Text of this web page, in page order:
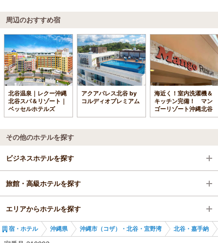
周辺のおすすめ宿
北谷温泉｜レクー沖縄
北谷スパ＆リゾート｜
ベッセルホテルズ
アクアパレス北谷 by
コルディオプレミアム
海近く！室内洗濯機＆
キッチン完備！ マン
ゴーリゾート沖縄北谷
その他のホテルを探す
ビジネスホテルを探す
沖縄県
沖縄市（コザ）・北谷・宜野湾
北谷・嘉手納
旅館・高級ホテルを探す
沖縄県
エリアからホテルを探す
沖縄県
宿・ホテル 沖縄県 沖縄市（コザ）・北谷・宜野湾 北谷・嘉手納